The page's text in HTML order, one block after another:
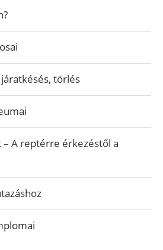
törlés
A reptérre érkezéstől a